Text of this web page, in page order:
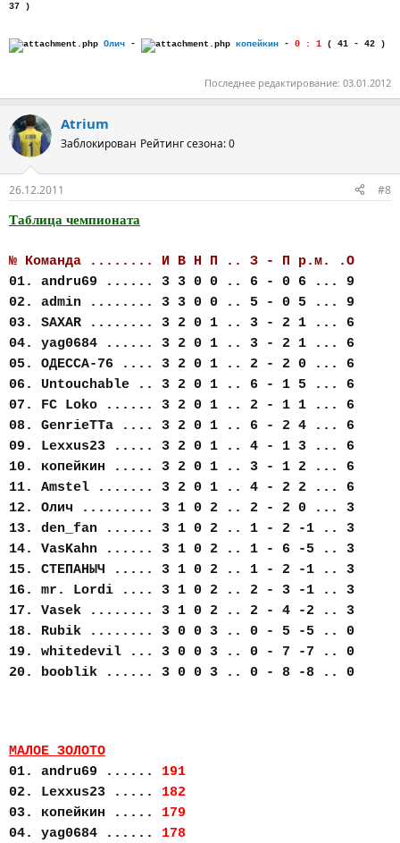
37 )
Олич - копейкин - 0 : 1 ( 41 - 42 )
Последнее редактирование: 03.01.2012
Atrium
Заблокирован Рейтинг сезона: 0
26.12.2011 #8
Таблица чемпионата
№ Команда ........ И В Н П .. З - П р.м. .О
01. andru69 ...... 3 3 0 0 .. 6 - 0 6 ... 9
02. admin ........ 3 3 0 0 .. 5 - 0 5 ... 9
03. SAXAR ........ 3 2 0 1 .. 3 - 2 1 ... 6
04. yag0684 ...... 3 2 0 1 .. 3 - 2 1 ... 6
05. ОДЕССА-76 .... 3 2 0 1 .. 2 - 2 0 ... 6
06. Untouchable .. 3 2 0 1 .. 6 - 1 5 ... 6
07. FC Loko ...... 3 2 0 1 .. 2 - 1 1 ... 6
08. GenrieTTa .... 3 2 0 1 .. 6 - 2 4 ... 6
09. Lexxus23 ..... 3 2 0 1 .. 4 - 1 3 ... 6
10. копейкин ..... 3 2 0 1 .. 3 - 1 2 ... 6
11. Amstel ....... 3 2 0 1 .. 4 - 2 2 ... 6
12. Олич ......... 3 1 0 2 .. 2 - 2 0 ... 3
13. den_fan ...... 3 1 0 2 .. 1 - 2 -1 .. 3
14. VasKahn ...... 3 1 0 2 .. 1 - 6 -5 .. 3
15. СТЕПАНЫЧ ..... 3 1 0 2 .. 1 - 2 -1 .. 3
16. mr. Lordi .... 3 1 0 2 .. 2 - 3 -1 .. 3
17. Vasek ........ 3 1 0 2 .. 2 - 4 -2 .. 3
18. Rubik ........ 3 0 0 3 .. 0 - 5 -5 .. 0
19. whitedevil ... 3 0 0 3 .. 0 - 7 -7 .. 0
20. booblik ...... 3 0 0 3 .. 0 - 8 -8 .. 0
МАЛОЕ ЗОЛОТО
01. andru69 ...... 191
02. Lexxus23 ..... 182
03. копейкин ..... 179
04. yag0684 ...... 178